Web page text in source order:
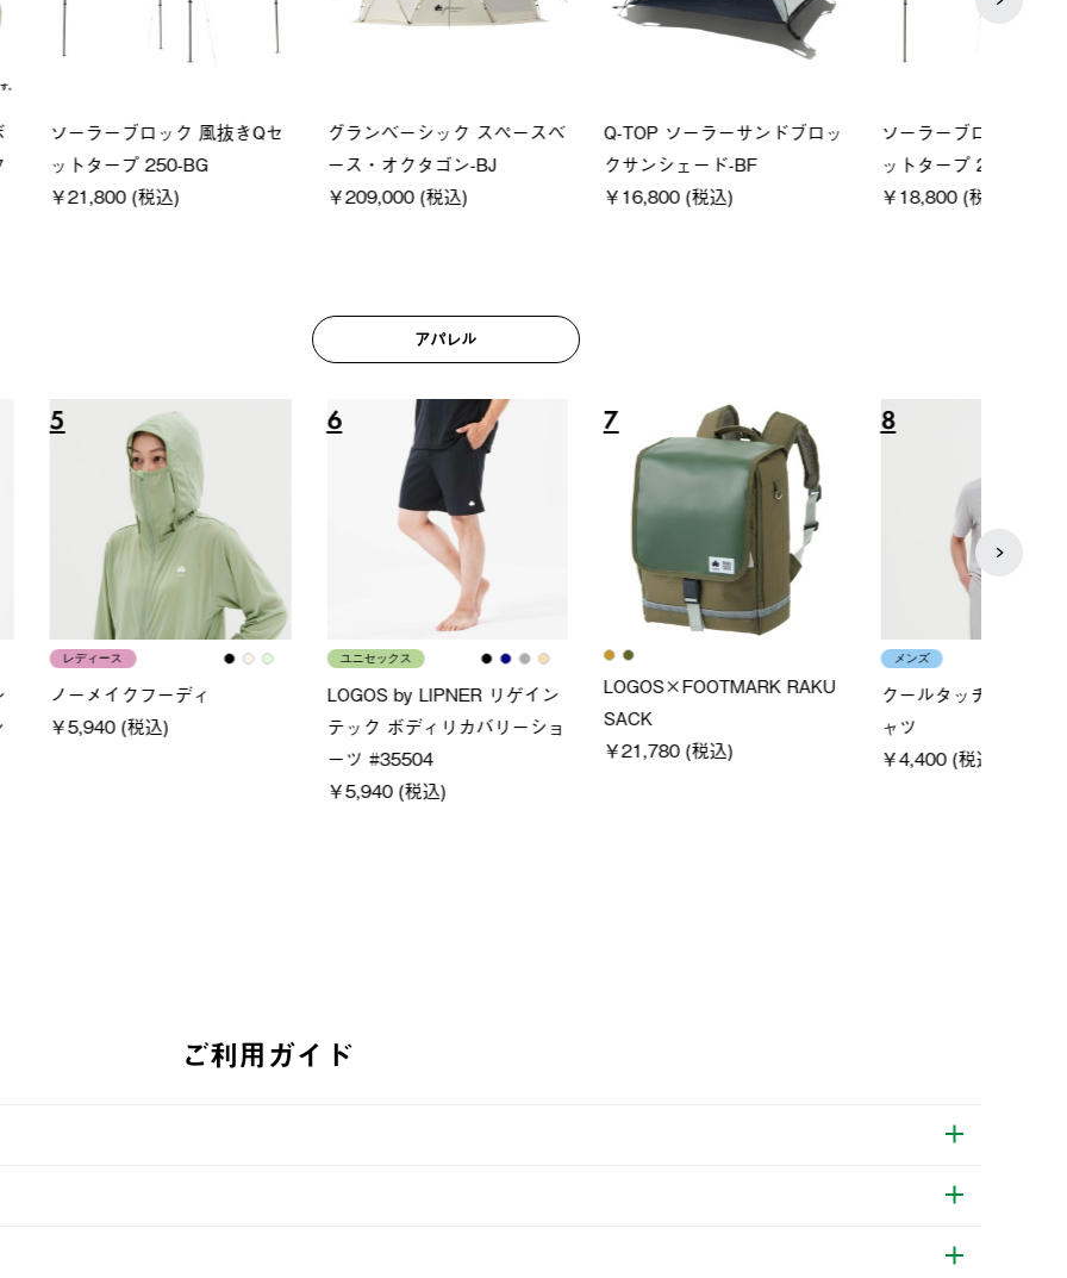
ック 風抜きQセ
BG
グランベーシック スペースベ
ース・オクタゴン-BJ
Q-TOP ソーラーサンドブロッ
クサンシェード-BF
￥16,800 (税込)
ソーラーブロック 風抜きQセ
ットタープ 200-BG
アパレル
ーディ
)
6
ユニセックス
LOGOS by LIPNER リゲイン
テック ボディリカバリーショ
7
LOGOS×FOOTMARK RAKU
SACK
8
クールタッチリラックスＴシ
ご利用ガイド